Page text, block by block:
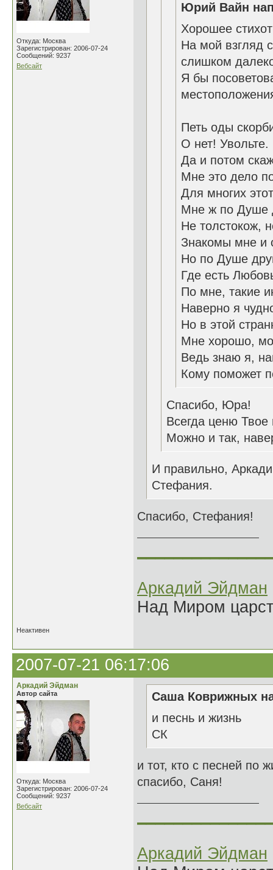
Откуда: Москва
Зарегистрирован: 2006-07-24
Сообщений: 9237
Вебсайт
Юрий Вайн
Хорошее
На мой взгляд
слишком
Я бы
Петь оды
О нет! Увольте.
Да и потом
Мне это дело
Для многих
Мне ж по Душе
Не толстокож,
Знакомы мне и
Но по Душе
Где есть
По мне, такие
Наверно я
Но в этой
Мне хорошо,
Ведь знаю я,
Кому поможет
Спасибо, Юра!
Всегда ценю Твое
Можно и так,
И правильно,
Стефания.
Спасибо, Стефания!
Аркадий Эйдман
Над Миром
Неактивен
2007-07-21 06:17:06
Аркадий Эйдман
Автор сайта
Откуда: Москва
Зарегистрирован: 2006-07-24
Сообщений: 9237
Вебсайт
Саша Коврижных
и песнь и жизнь
СК
и тот, кто с песней по
спасибо, Саня!
Аркадий Эйдман